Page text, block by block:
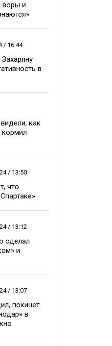
воры и
/ 16:44
в
как
/ 13:50
что
/ 13:12
сделал
и
/ 13:07
покинет
в